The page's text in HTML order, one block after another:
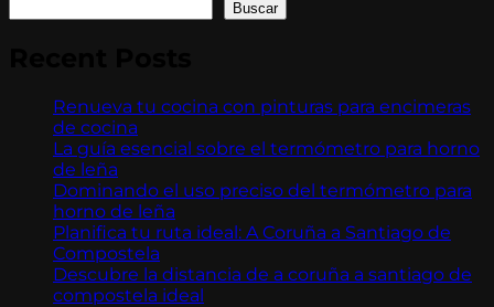
Buscar
Renueva tu cocina con pinturas para encimeras
de cocina
La guía esencial sobre el termómetro para horno
de leña
Dominando el uso preciso del termómetro para
horno de leña
Planifica tu ruta ideal: A Coruña a Santiago de
Compostela
Descubre la distancia de a coruña a santiago de
compostela ideal